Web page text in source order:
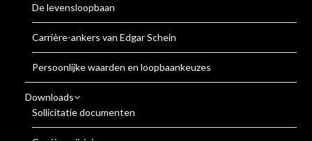
De levensloopbaan
Carrière-ankers van Edgar Schein
Persoonlijke waarden en loopbaankeuzes
Downloads
Sollicitatie documenten